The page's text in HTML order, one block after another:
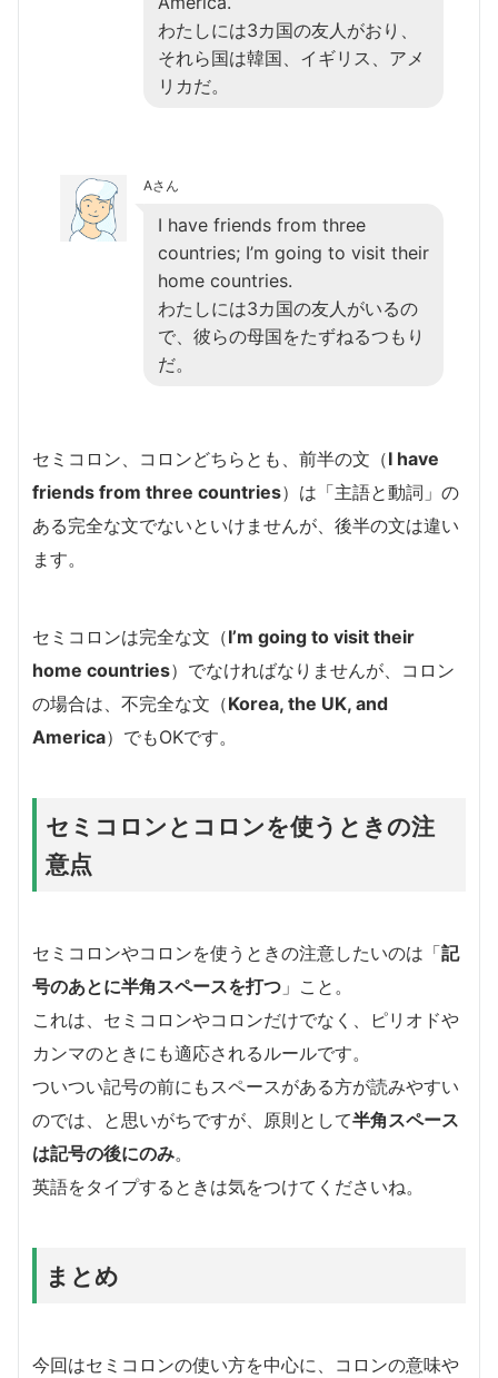
わたしには3カ国の友人がおり、
それら国は韓国、イギリス、アメ
リカだ。
Aさん
I have friends from three
countries; I’m going to visit their
home countries.
わたしには3カ国の友人がいるの
で、彼らの母国をたずねるつもり
だ。
セミコロン、コロンどちらとも、前半の文（I have
friends from three countries）は「主語と動詞」の
ある完全な文でないといけませんが、後半の文は違い
ます。
セミコロンは完全な文（I’m going to visit their
home countries）でなければなりませんが、コロン
の場合は、不完全な文（Korea, the UK, and
America）でもOKです。
セミコロンとコロンを使うときの注
意点
セミコロンやコロンを使うときの注意したいのは「記
号のあとに半角スペースを打つ 」こと。
これは、セミコロンやコロンだけでなく、ピリオドや
カンマのときにも適応されるルールです。
ついつい記号の前にもスペースがある方が読みやすい
のでは、と思いがちですが、原則として半角スペース
は記号の後にのみ。
英語をタイプするときは気をつけてくださいね。
まとめ
今回はセミコロンの使い方を中心に、コロンの意味や